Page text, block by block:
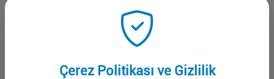
FİLYASYON'' (05.09.2020)
Çerez Politikası ve Gizlilik